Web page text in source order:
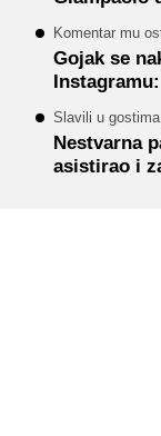
Komentar mu
Gojak se
Slavili u
Nestvarna
asistirao i